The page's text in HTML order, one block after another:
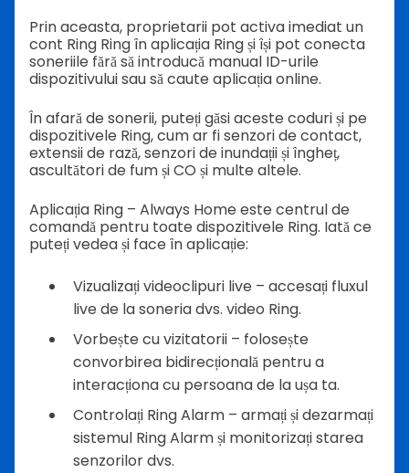
Prin aceasta, proprietarii pot activa imediat un
cont Ring Ring în aplicația Ring și își pot conecta
soneriile fără să introducă manual ID-urile
dispozitivului sau să caute aplicația online.
În afară de sonerii, puteți găsi aceste coduri și pe
dispozitivele Ring, cum ar fi senzori de contact,
extensii de rază, senzori de inundații și îngheț,
ascultători de fum și CO și multe altele.
Aplicația Ring – Always Home este centrul de
comandă pentru toate dispozitivele Ring. Iată ce
puteți vedea și face în aplicație:
Vizualizați videoclipuri live – accesați fluxul
live de la soneria dvs. video Ring.
Vorbește cu vizitatorii – folosește
convorbirea bidirecțională pentru a
interacționa cu persoana de la ușa ta.
Controlați Ring Alarm – armați și dezarmați
sistemul Ring Alarm și monitorizați starea
senzorilor dvs.